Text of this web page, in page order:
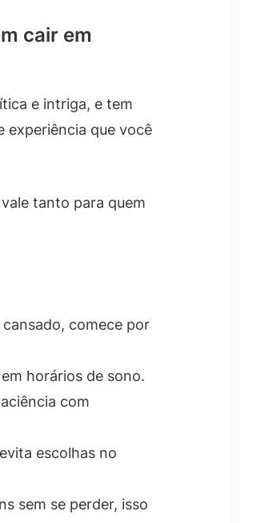
cair em
e intriga, e tem
experiência que você
tanto para quem
comece por
horários de sono.
com
escolhas no
sem se perder, isso